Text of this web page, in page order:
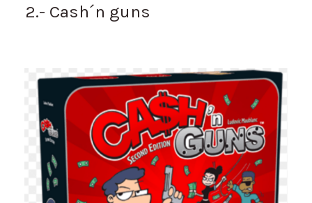
2.- Cash´n guns